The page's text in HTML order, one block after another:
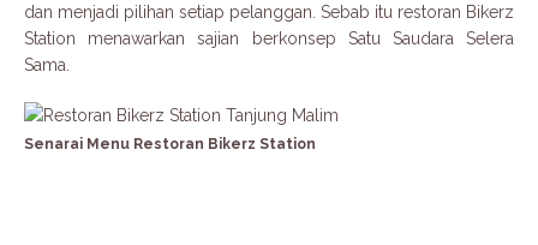
dan menjadi pilihan setiap pelanggan. Sebab itu restoran Bikerz
Station menawarkan sajian berkonsep Satu Saudara Selera
Sama.
Senarai Menu Restoran Bikerz Station